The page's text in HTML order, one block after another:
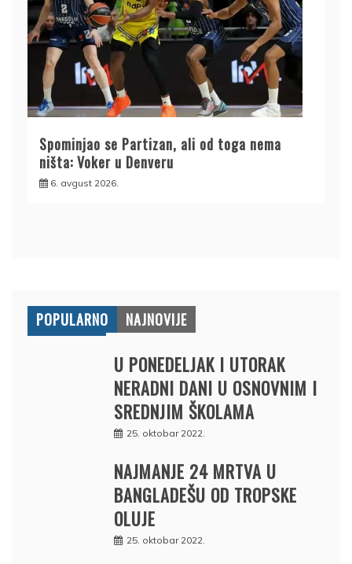
Spominjao se Partizan, ali od toga nema
ništa: Voker u Denveru
6. avgust 2026.
POPULARNO NAJNOVIJE
U PONEDELJAK I UTORAK
NERADNI DANI U OSNOVNIM I
SREDNJIM ŠKOLAMA
25. oktobar 2022.
NAJMANJE 24 MRTVA U
BANGLADEŠU OD TROPSKE
OLUJE
25. oktobar 2022.